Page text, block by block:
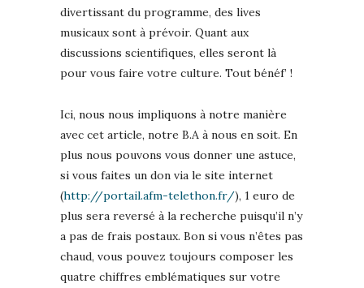
divertissant du programme, des lives
musicaux sont à prévoir. Quant aux
discussions scientifiques, elles seront là
pour vous faire votre culture. Tout bénéf’ !
Ici, nous nous impliquons à notre manière
avec cet article, notre B.A à nous en soit. En
plus nous pouvons vous donner une astuce,
si vous faites un don via le site internet
(http://portail.afm-telethon.fr/), 1 euro de
plus sera reversé à la recherche puisqu’il n’y
a pas de frais postaux. Bon si vous n’êtes pas
chaud, vous pouvez toujours composer les
quatre chiffres emblématiques sur votre